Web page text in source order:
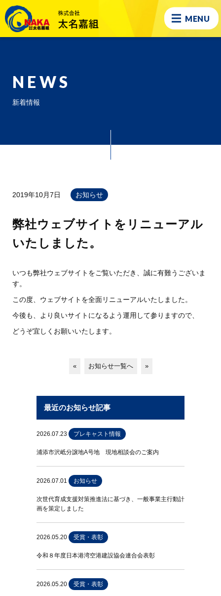
MENU
NEWS
新着情報
2019年10月7日 お知らせ
弊社ウェブサイトをリニューアル
いたしました。
いつも弊社ウェブサイトをご覧いただき、誠に有難うございま
す。
この度、ウェブサイトを全面リニューアルいたしました。
今後も、より良いサイトになるよう運用して参りますので、
どうぞ宜しくお願いいたします。
« お知らせ一覧へ »
最近のお知らせ記事
2026.07.23 プレキャスト情報
浦添市沢岻分譲地A号地 現地相談会のご案内
2026.07.01 お知らせ
次世代育成支援対策推進法に基づき、一般事業主行動計
画を策定しました
2026.05.20 受賞・表彰
令和８年度日本港湾空港建設協会連合会表彰
2026.05.20 受賞・表彰